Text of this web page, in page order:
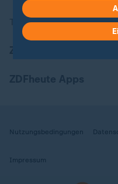
Themen im Überblick
Nutzungsbedingungen
Impressum